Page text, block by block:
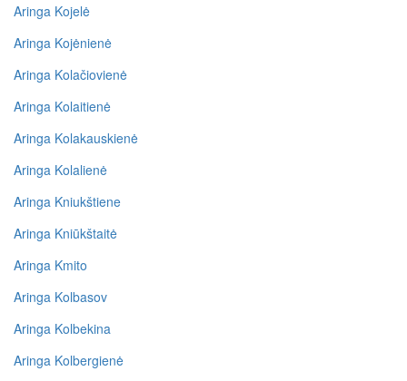
Aringa Kojelė
Aringa Kojėnienė
Aringa Kolačiovienė
Aringa Kolaitienė
Aringa Kolakauskienė
Aringa Kolalienė
Aringa Kniukštiene
Aringa Kniūkštaitė
Aringa Kmito
Aringa Kolbasov
Aringa Kolbekina
Aringa Kolbergienė